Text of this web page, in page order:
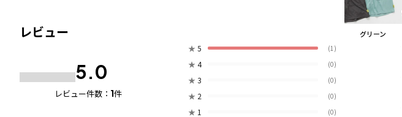
レビュー
5.0
レビュー件数： 1件
★ 5 (1)
★ 4 (0)
★ 3 (0)
★ 2 (0)
★ 1 (0)
グリーン